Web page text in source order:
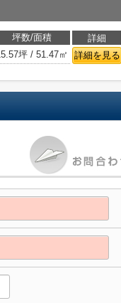
坪数/面積 詳細
坪 / 51.47㎡ 詳細を見る